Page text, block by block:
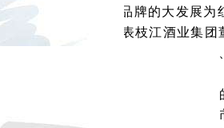
武汉，以百年枝江品牌的大发展为
章。在这里，我代表枝江酒业集
示热烈的祝贺！对多年来一直关
销重点放在武汉，枝江酒以其过
。十多年的经历中，我们依托武